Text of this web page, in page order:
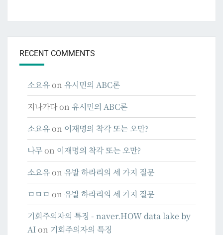
RECENT COMMENTS
소요유on 유시민의 ABC론
지나가다on 유시민의 ABC론
소요유on 이재명의 착각 또는 오만?
나무on 이재명의 착각 또는 오만?
소요유on 유발 하라리의 세 가지 질문
ㅁㅁㅁ on 유발 하라리의 세 가지 질문
기회주의자의 특징 - naver.HOW data lake by
AIon 기회주의자의 특징